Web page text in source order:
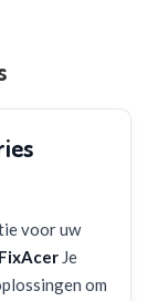
voor uw
FixAcer Je
om